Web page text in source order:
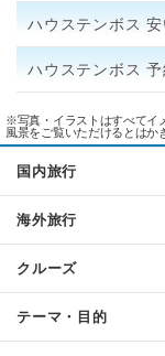
ハウステンボス 安
ハウステンボス 予
※写真・イラストはすべてイ
風景をご覧いただけるとはか
国内旅行
海外旅行
クルーズ
テーマ・目的